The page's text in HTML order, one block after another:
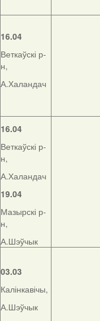
16.04
Веткаўскі р-
н,
А.Халандач
16.04
Веткаўскі р-
н,
А.Халандач
19.04
Мазырскі р-
н,
А.Шэўчык
03.03
Калінкавічы,
А.Шэўчык